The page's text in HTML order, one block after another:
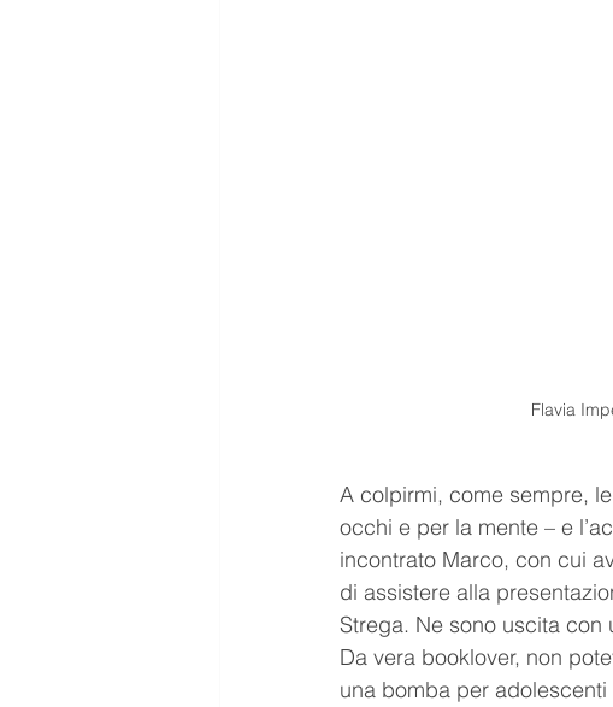
Flavia
A colpirmi, come sempre,
occhi e per la mente – e
incontrato Marco, con cui
di assistere alla
Strega. Ne sono uscita
Da vera booklover, non
una bomba per